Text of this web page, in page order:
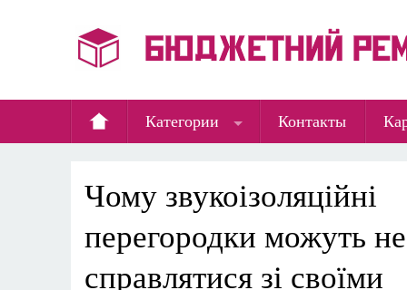
Категории Контакты
​Чому звукоізоляційні
перегородки можуть не
справлятися зі своїми